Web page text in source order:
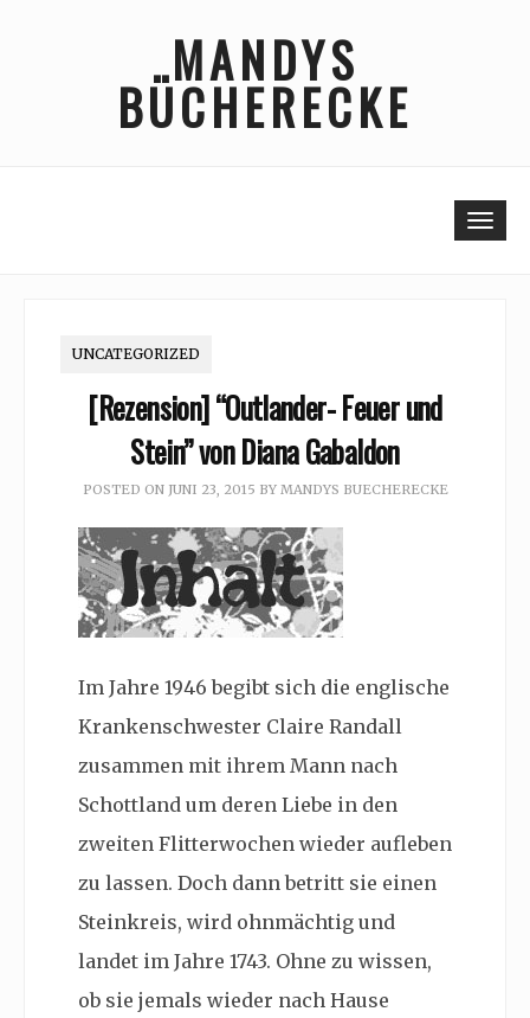
MANDYS
BÜCHERECKE
UNCATEGORIZED
[Rezension] “Outlander- Feuer und
Stein” von Diana Gabaldon
POSTED ON JUNI 23, 2015 BY MANDYS BUECHERECKE
Im Jahre 1946 begibt sich die englische
Krankenschwester Claire Randall
zusammen mit ihrem Mann nach
Schottland um deren Liebe in den
zweiten Flitterwochen wieder aufleben
zu lassen. Doch dann betritt sie einen
Steinkreis, wird ohnmächtig und
landet im Jahre 1743. Ohne zu wissen,
ob sie jemals wieder nach Hause